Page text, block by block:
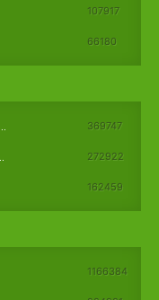
107917
66180
369747
272922
162459
1166384